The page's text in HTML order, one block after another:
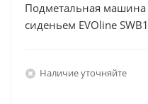
Подметальная машина
сиденьем EVOline
Наличие уточняйте